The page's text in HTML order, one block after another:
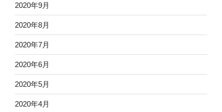
2020年9月
2020年8月
2020年7月
2020年6月
2020年5月
2020年4月